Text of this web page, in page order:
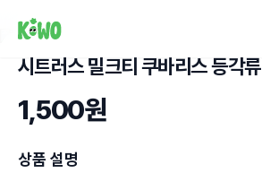
시트러스 밀크티 쿠바리스 등각류
1,500원
상품 설명